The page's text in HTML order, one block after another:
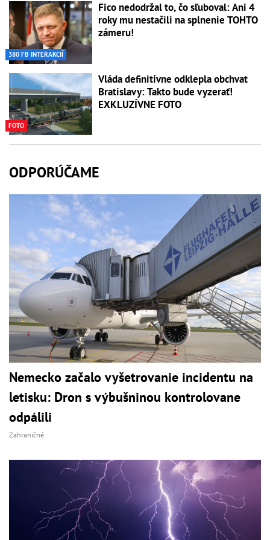
380 FB INTERAKCIÍ
Fico nedodržal to, čo sľuboval: Ani 4
roky mu nestačili na splnenie TOHTO
zámeru!
FOTO
Vláda definitívne odklepla obchvat
Bratislavy: Takto bude vyzerať!
EXKLUZÍVNE FOTO
ODPORÚČAME
Nemecko začalo vyšetrovanie incidentu na
letisku: Dron s výbušninou kontrolovane
odpálili
Zahraničné